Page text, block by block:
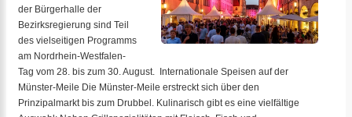
der Bürgerhalle der
Bezirksregierung sind Teil
des vielseitigen Programms
am Nordrhein-Westfalen-
Tag vom 28. bis zum 30. August. Internationale Speisen auf der
Münster-Meile Die Münster-Meile erstreckt sich über den
Prinzipalmarkt bis zum Drubbel. Kulinarisch gibt es eine vielfältige